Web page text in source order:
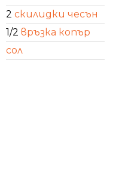
2 скилидки чесън
1/2 връзка копър
сол